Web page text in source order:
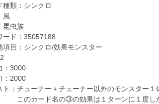
種類： シンクロ
風
昆虫族
ド： 35057188
項目： シンクロ/効果モンスター
3000
2000
： チューナー＋チューナー以外のモンスター１
このカード名の③の効果は１ターンに１度